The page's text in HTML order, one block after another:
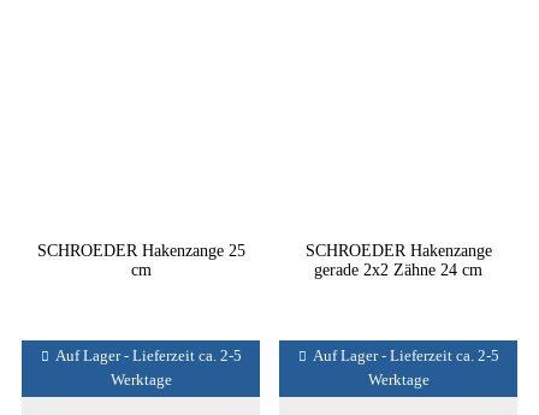
SCHROEDER Hakenzange 25
cm
Auf Lager - Lieferzeit ca. 2-5
Werktage
SCHROEDER Hakenzange
gerade 2x2 Zähne 24 cm
Auf Lager - Lieferzeit ca. 2-5
Werktage